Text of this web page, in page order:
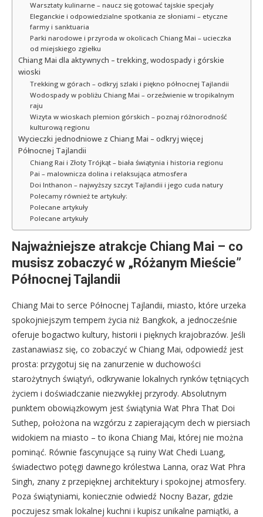
Warsztaty kulinarne – naucz się gotować tajskie specjały
Eleganckie i odpowiedzialne spotkania ze słoniami – etyczne
farmy i sanktuaria
Parki narodowe i przyroda w okolicach Chiang Mai – ucieczka
od miejskiego zgiełku
Chiang Mai dla aktywnych – trekking, wodospady i górskie
wioski
Trekking w górach – odkryj szlaki i piękno północnej Tajlandii
Wodospady w pobliżu Chiang Mai – orzeźwienie w tropikalnym
raju
Wizyta w wioskach plemion górskich – poznaj różnorodność
kulturową regionu
Wycieczki jednodniowe z Chiang Mai – odkryj więcej
Północnej Tajlandii
Chiang Rai i Złoty Trójkąt – biała świątynia i historia regionu
Pai – malownicza dolina i relaksująca atmosfera
Doi Inthanon – najwyższy szczyt Tajlandii i jego cuda natury
Polecamy również te artykuły:
Polecane artykuły
Polecane artykuły
Najważniejsze atrakcje Chiang Mai – co
musisz zobaczyć w „Różanym Mieście”
Północnej Tajlandii
Chiang Mai to serce Północnej Tajlandii, miasto, które urzeka
spokojniejszym tempem życia niż Bangkok, a jednocześnie
oferuje bogactwo kultury, historii i pięknych krajobrazów. Jeśli
zastanawiasz się, co zobaczyć w Chiang Mai, odpowiedź jest
prosta: przygotuj się na zanurzenie w duchowości
starożytnych świątyń, odkrywanie lokalnych rynków tętniących
życiem i doświadczanie niezwykłej przyrody. Absolutnym
punktem obowiązkowym jest świątynia Wat Phra That Doi
Suthep, położona na wzgórzu z zapierającym dech w piersiach
widokiem na miasto – to ikona Chiang Mai, której nie można
pominąć. Równie fascynujące są ruiny Wat Chedi Luang,
świadectwo potęgi dawnego królestwa Lanna, oraz Wat Phra
Singh, znany z przepięknej architektury i spokojnej atmosfery.
Poza świątyniami, koniecznie odwiedź Nocny Bazar, gdzie
poczujesz smak lokalnej kuchni i kupisz unikalne pamiątki, a